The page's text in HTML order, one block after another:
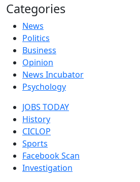
Categories
News
Politics
Business
Opinion
News Incubator
Psychology
JOBS TODAY
History
CICLOP
Sports
Facebook Scan
Investigation